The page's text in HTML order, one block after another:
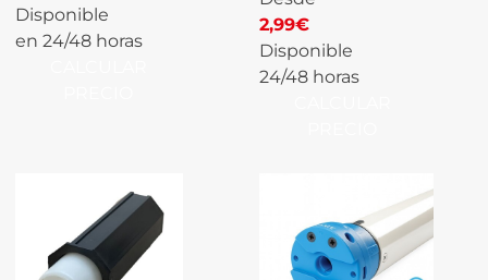
Disponible
en 24/48 horas
2,99€
Disponible
24/48 horas